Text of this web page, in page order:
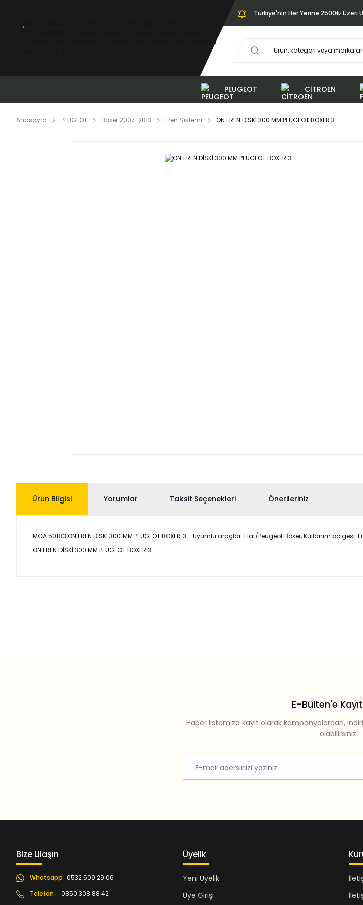
Türkiye'nin Her Yerine 2500₺ Üzeri
PEUGEOT CİTROEN
Anasayfa PEUGEOT Boxer 2007-2013 Fren Sistemi ÖN FREN DİSKİ 300 MM PEUGEOT BOXER 3
Ürün Bilgisi Yorumlar Taksit Seçenekleri Önerileriniz
MGA 50183 ÖN FREN DİSKİ 300 MM PEUGEOT BOXER 3 - Uyumlu araçlar: Fiat/Peugeot Boxer, Kullanım
ÖN FREN DİSKİ 300 MM PEUGEOT BOXER 3
Gönder
E-Bülten'e
Haber listemize kayıt olarak kampanyalardan,
olabilirsiniz.
Bize Ulaşın
Whatsapp 0532 509 29 06
Telefon : 0850 308 88 42
Üyelik
Yeni Üyelik
Üye Girişi